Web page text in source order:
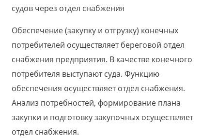
судов через отдел снабжения
Обеспечение (закупку и отгрузку) конечных
потребителей осуществляет береговой отдел
снабжения предприятия. В качестве конечного
потребителя выступают суда. Функцию
обеспечения осуществляет отдел снабжения.
Анализ потребностей, формирование плана
закупки и подготовку закупочных осуществляет
отдел снабжения.